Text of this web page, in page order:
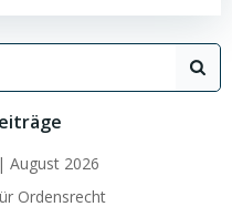
August 2026
Ordensrecht